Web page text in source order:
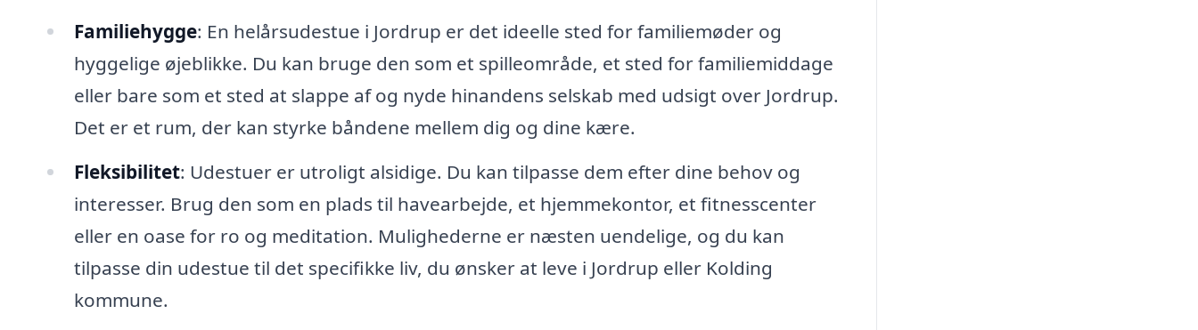
Familiehygge: En helårsudestue i Jordrup er det ideelle sted for familiemøder og
hyggelige øjeblikke. Du kan bruge den som et spilleområde, et sted for familiemiddage
eller bare som et sted at slappe af og nyde hinandens selskab med udsigt over Jordrup.
Det er et rum, der kan styrke båndene mellem dig og dine kære.
Fleksibilitet: Udestuer er utroligt alsidige. Du kan tilpasse dem efter dine behov og
interesser. Brug den som en plads til havearbejde, et hjemmekontor, et fitnesscenter
eller en oase for ro og meditation. Mulighederne er næsten uendelige, og du kan
tilpasse din udestue til det specifikke liv, du ønsker at leve i Jordrup eller Kolding
kommune.